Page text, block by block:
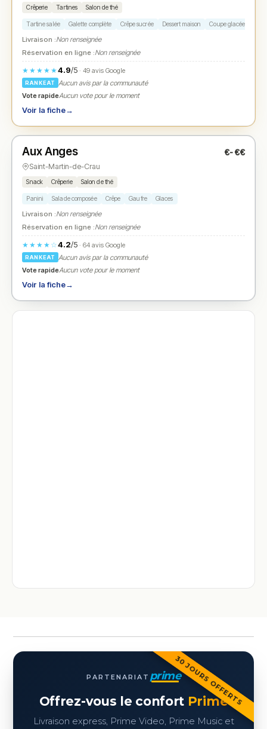
Crêperie Tartines Salon de thé
Tartine salée Galette complète Crêpe sucrée Dessert maison Coupe glacée
Livraison :Non renseignée
Réservation en ligne :Non renseignée
★★★★★4.9/5· 49 avis Google
RANKEAT
Aucun avis par la communauté
Vote rapideAucun vote pour le moment
Voir la fiche→
★ N° 2
Aux Anges €-€€
Saint-Martin-de-Crau
Snack Crêperie Salon de thé
Panini Salade composée Crêpe Gaufre Glaces
Livraison :Non renseignée
Réservation en ligne :Non renseignée
★★★★☆4.2/5· 64 avis Google
RANKEAT
Aucun avis par la communauté
Vote rapideAucun vote pour le moment
Voir la fiche→
30 JOURS OFFERTS
PARTENARIAT prime
Offrez-vous le confort Prime
Livraison express, Prime Video, Prime Music et